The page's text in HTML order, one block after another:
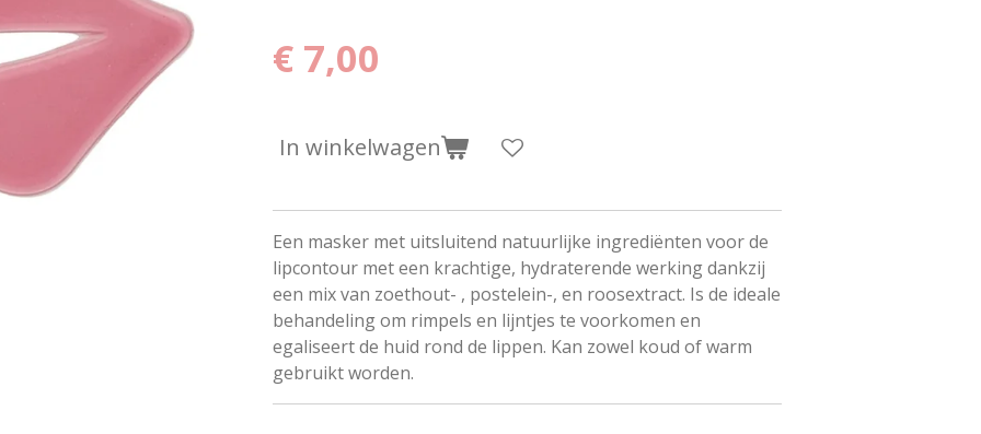
€ 7,00
In winkelwagen
Een masker met uitsluitend natuurlijke ingrediënten voor de
lipcontour met een krachtige, hydraterende werking dankzij
een mix van zoethout- , postelein-, en roosextract. Is de ideale
behandeling om rimpels en lijntjes te voorkomen en
egaliseert de huid rond de lippen. Kan zowel koud of warm
gebruikt worden.